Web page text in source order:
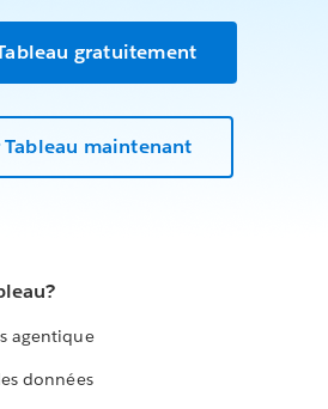
gratuitement
maintenant
agentique
données